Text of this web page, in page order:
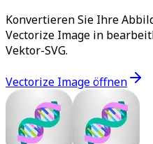
Konvertieren Sie Ihre
Vectorize Image in
Vektor-SVG.
Vectorize Image öffnen